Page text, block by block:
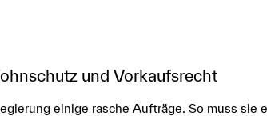
und Vorkaufsrecht
einige rasche Aufträge. So muss sie